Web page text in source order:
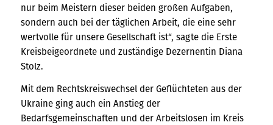
nur beim Meistern dieser beiden großen Aufgaben,
sondern auch bei der täglichen Arbeit, die eine sehr
wertvolle für unsere Gesellschaft ist“, sagte die Erste
Kreisbeigeordnete und zuständige Dezernentin Diana
Stolz.
Mit dem Rechtskreiswechsel der Geflüchteten aus der
Ukraine ging auch ein Anstieg der
Bedarfsgemeinschaften und der Arbeitslosen im Kreis